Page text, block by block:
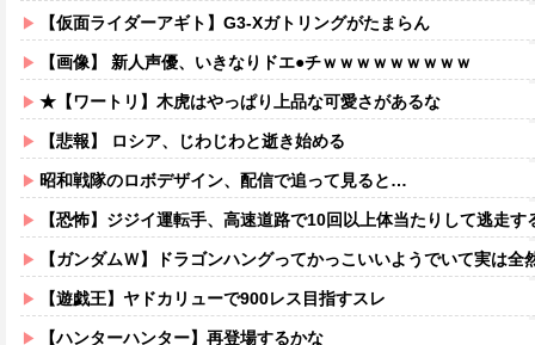
【仮面ライダーアギト】G3-Xガトリングがたまらん
【画像】 新人声優、いきなりドエ●チｗｗｗｗｗｗｗｗｗ
★【ワートリ】木虎はやっぱり上品な可愛さがあるな
【悲報】 ロシア、じわじわと逝き始める
昭和戦隊のロボデザイン、配信で追って見ると…
【恐怖】ジジイ運転手、高速道路で10回以上体当たりして逃走
【ガンダムＷ】ドラゴンハングってかっこいいようでいて実は全
【遊戯王】ヤドカリューで900レス目指すスレ
【ハンターハンター】再登場するかな